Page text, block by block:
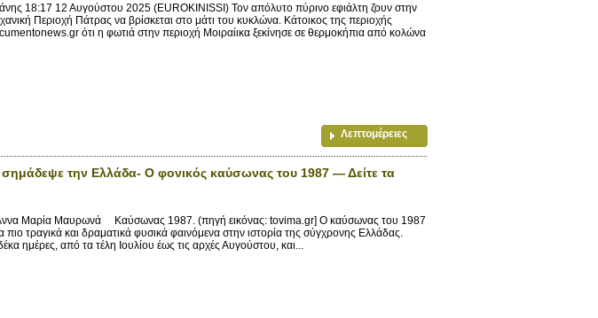
18:17 12 Αυγούστου 2025 (EUROKINISSI) Τον απόλυτο πύρινο εφιάλτη ζουν στην
Περιοχή Πάτρας να βρίσκεται στο μάτι του κυκλώνα. Κάτοικος της περιοχής
ότι η φωτιά στην περιοχή Μοιραίικα ξεκίνησε σε θερμοκήπια από κολώνα
Λεπτομέρειες
την Ελλάδα- Ο φονικός καύσωνας του 1987 — Δείτε τα
Μαρία Μαυρωνά Καύσωνας 1987. (πηγή εικόνας: tovima.gr] Ο καύσωνας του 1987
πιο τραγικά και δραματικά φυσικά φαινόμενα στην ιστορία της σύγχρονης Ελλάδας.
ημέρες, από τα τέλη Ιουλίου έως τις αρχές Αυγούστου, και...